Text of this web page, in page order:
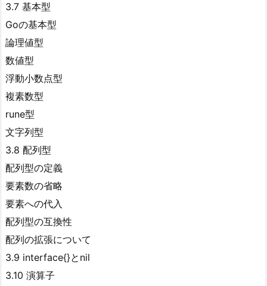
3.7 基本型
Goの基本型
論理値型
数値型
浮動小数点型
複素数型
rune型
文字列型
3.8 配列型
配列型の定義
要素数の省略
要素への代入
配列型の互換性
配列の拡張について
3.9 interface{}とnil
3.10 演算子